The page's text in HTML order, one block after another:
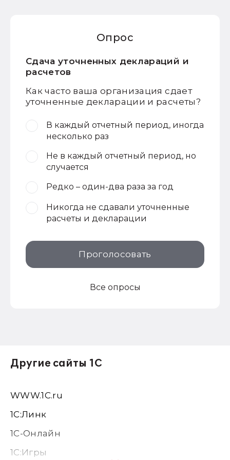
Опрос
Сдача уточненных деклараций и
расчетов
Как часто ваша организация сдает
уточненные декларации и расчеты?
В каждый отчетный период, иногда
несколько раз
Не в каждый отчетный период, но
случается
Редко – один-два раза за год
Никогда не сдавали уточненные
расчеты и декларации
Проголосовать
Все опросы
Другие сайты 1С
WWW.1С.ru
1С:Линк
1С-Онлайн
1C:Игры